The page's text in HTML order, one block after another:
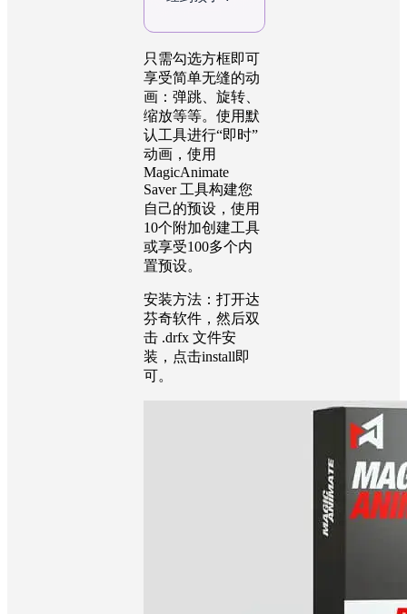
只需勾选方框即可
享受简单无缝的动
画：弹跳、旋转、
缩放等等。使用默
认工具进行“即时”
动画，使用
MagicAnimate
Saver 工具构建您
自己的预设，使用
10个附加创建工具
或享受100多个内
置预设。
安装方法：打开达
芬奇软件，然后双
击 .drfx 文件安
装，点击install即
可。